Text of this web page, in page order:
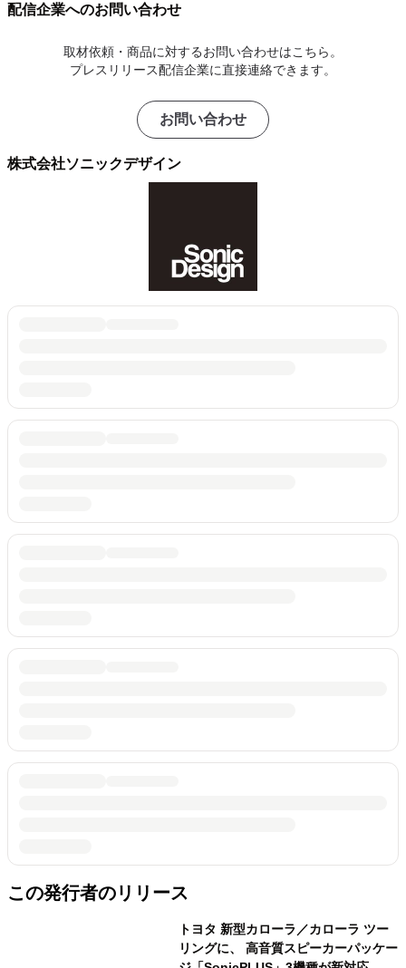
配信企業へのお問い合わせ
取材依頼・商品に対するお問い合わせはこちら。
プレスリリース配信企業に直接連絡できます。
お問い合わせ
株式会社ソニックデザイン
この発行者のリリース
トヨタ 新型カローラ／カローラ ツー
リングに、 高音質スピーカーパッケー